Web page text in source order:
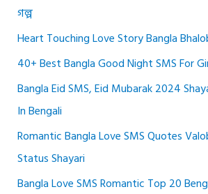
গল্প
Heart Touching Love Story Bangla
40+ Best Bangla Good Night SMS For
Bangla Eid SMS, Eid Mubarak 2024
In Bengali
Romantic Bangla Love SMS Quotes
Status Shayari
Bangla Love SMS Romantic Top 20